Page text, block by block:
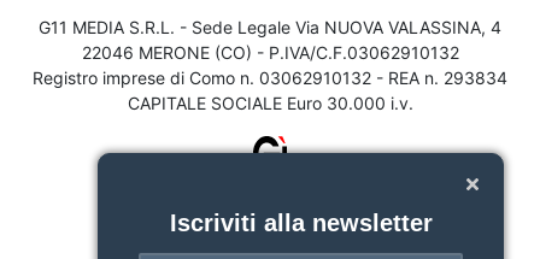
G11 MEDIA S.R.L. - Sede Legale Via NUOVA VALASSINA, 4
22046 MERONE (CO) - P.IVA/C.F.03062910132
Registro imprese di Como n. 03062910132 - REA n. 293834
CAPITALE SOCIALE Euro 30.000 i.v.
Iscriviti alla newsletter